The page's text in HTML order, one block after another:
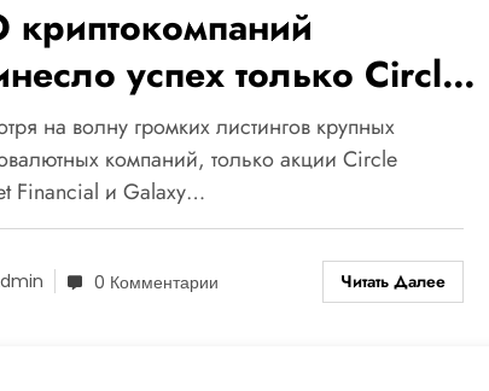
криптокомпаний
успех только Circle
Digital
на волну громких листингов крупных
компаний, только акции Circle
Financial и Galaxy…
0 Комментарии Читать Далее